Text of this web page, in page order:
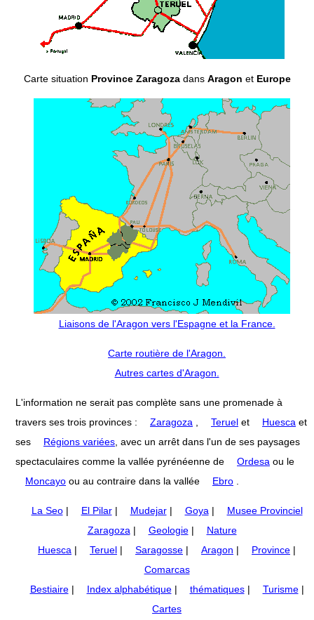
Carte situation Province Zaragozadans Aragon et Europe
Liaisons de l'Aragon vers l'Espagne et la France.
Carte routière de l'Aragon.
Autres cartes d'Aragon.
L'information ne serait pas complète sans une promenade à
travers ses trois provinces :
Zaragoza Teruel et Huesca et
ses
Régions variées , avec un arrêt dans l'un de ses paysages
spectaculaires comme la vallée pyrénéenne de
Ordesa ou le
Moncayo ou au contraire dans la vallée Ebro
La Seo| El Pilar| Mudejar| Goya |
Musee Provinciel
Zaragoza | Geologie|
Nature
Huesca | Teruel | Saragosse | Aragon | Province |
Comarcas
Bestiaire| Index alphabétique| thématiques| Turisme|
Cartes